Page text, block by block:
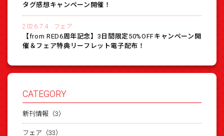
タグ感想キャンペーン開催！
2026.7.4 フェア
【from RED6周年記念】3日間限定50%OFFキャンペーン開
催＆フェア特典リーフレット電子配布！
CATEGORY
新刊情報（3）
フェア（33）